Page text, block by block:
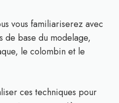
vous familiariserez avec
de base du modelage,
le colombin et le
ces techniques pour